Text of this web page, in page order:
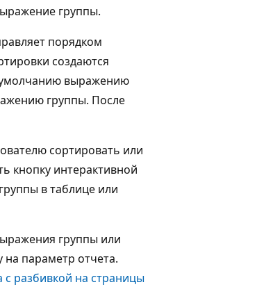
группы.
порядком
создаются
умолчанию выражению
группы. После
сортировать или
кнопку интерактивной
в таблице или
группы или
параметр отчета.
с разбивкой на страницы